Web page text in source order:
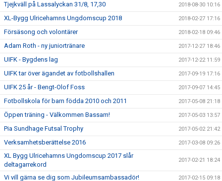
Tjejkväll på Lassalyckan 31/8, 17,30 2018-08-30 10:16
XL-Bygg Ulricehamns Ungdomscup 2018 2018-02-27 17:16
Försäsong och volontärer 2018-02-18 09:46
Adam Roth - ny juniortränare 2017-12-27 18:46
UIFK - Bygdens lag 2017-12-22 11:59
UIFK tar över ägandet av fotbollshallen 2017-09-19 17:16
UIFK 25 år - Bengt-Olof Foss 2017-09-07 14:45
Fotbollskola för barn födda 2010 och 2011 2017-05-08 21:18
Öppen träning - Välkommen Bassam! 2017-05-03 13:57
Pia Sundhage Futsal Trophy 2017-05-02 21:42
Verksamhetsberättelse 2016 2017-03-08 09:26
XL Bygg Ulricehamns Ungdomscup 2017 slår
deltagarrekord
2017-02-21 18:24
Vi vill gärna se dig som Jubileumsambassadör! 2017-02-15 09:18